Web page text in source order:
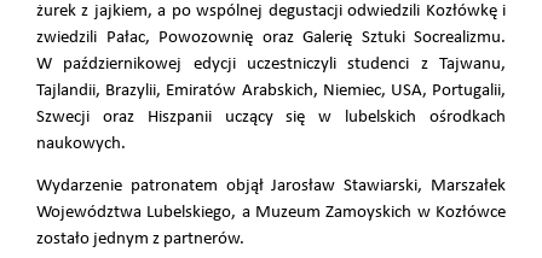
żurek z jajkiem, a po wspólnej degustacji odwiedzili Kozłówkę i
zwiedzili Pałac, Powozownię oraz Galerię Sztuki Socrealizmu.
W październikowej edycji uczestniczyli studenci z Tajwanu,
Tajlandii, Brazylii, Emiratów Arabskich, Niemiec, USA, Portugalii,
Szwecji oraz Hiszpanii uczący się w lubelskich ośrodkach
naukowych.
Wydarzenie patronatem objął Jarosław Stawiarski, Marszałek
Województwa Lubelskiego, a Muzeum Zamoyskich w Kozłówce
zostało jednym z partnerów.